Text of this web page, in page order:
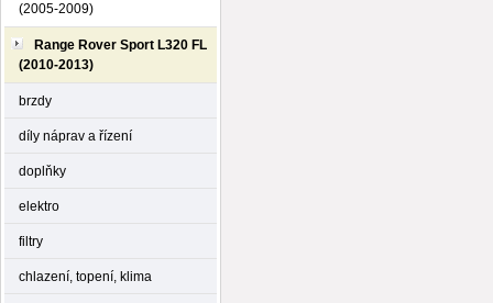
(2005-2009)
Range Rover Sport L320 FL
(2010-2013)
brzdy
díly náprav a řízení
doplňky
elektro
filtry
chlazení, topení, klima